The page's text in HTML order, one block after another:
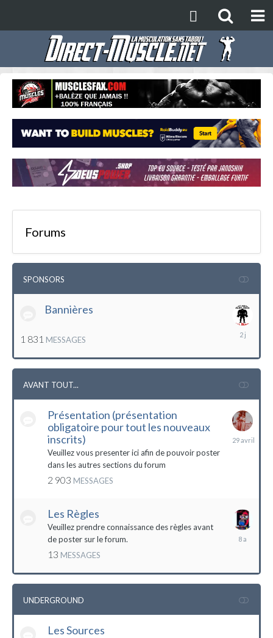
Forums
SPONSORS
Bannières
1 831 MESSAGES
lundi
AVANT TOUT...
Présentation (présentation
obligatoire pour tout les nouveaux
inscrits)
Veuillez vous presenter ici afin de pouvoir poster
dans les autres sections du forum
2 903 MESSAGES
29
Les Règles
Veuillez prendre connaissance des règles avant
de poster sur le forum.
13 MESSAGES
UNDERGROUND
Les Sources